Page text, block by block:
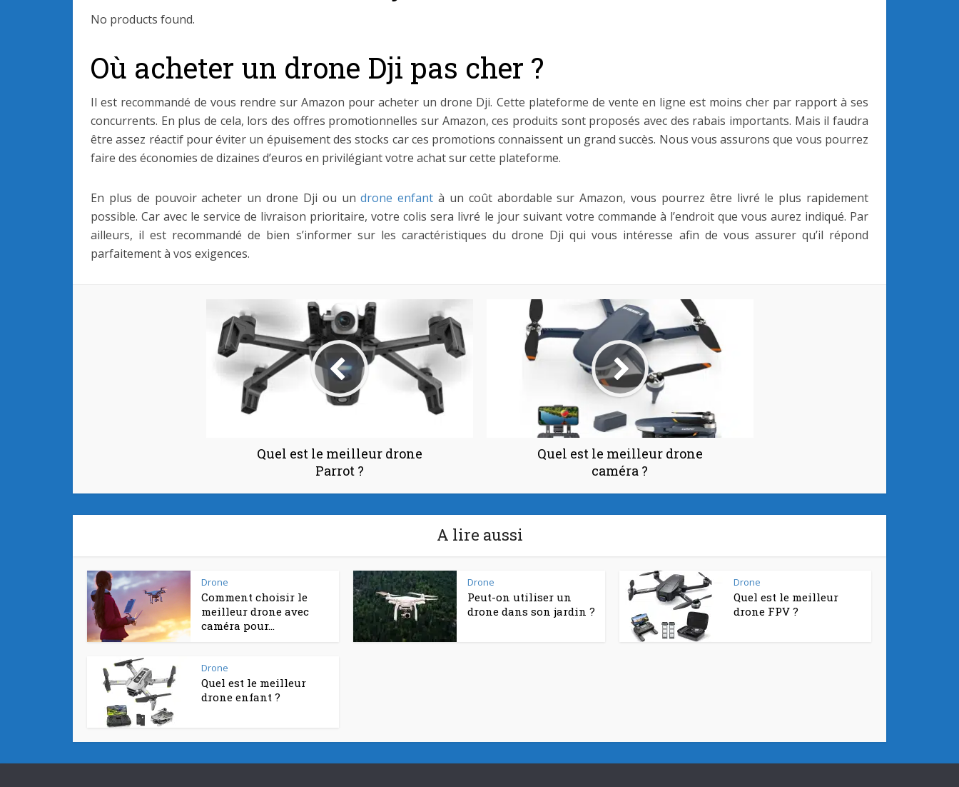
No products found.
Où acheter un drone Dji pas cher ?
Il est recommandé de vous rendre sur Amazon pour acheter un drone Dji. Cette plateforme de vente en ligne est moins cher par rapport à ses
concurrents. En plus de cela, lors des offres promotionnelles sur Amazon, ces produits sont proposés avec des rabais importants. Mais il faudra
être assez réactif pour éviter un épuisement des stocks car ces promotions connaissent un grand succès. Nous vous assurons que vous pourrez
faire des économies de dizaines d’euros en privilégiant votre achat sur cette plateforme.
En plus de pouvoir acheter un drone Dji ou undrone enfant à un coût abordable sur Amazon, vous pourrez être livré le plus rapidement
possible. Car avec le service de livraison prioritaire, votre colis sera livré le jour suivant votre commande à l’endroit que vous aurez indiqué. Par
ailleurs, il est recommandé de bien s’informer sur les caractéristiques du drone Dji qui vous intéresse afin de vous assurer qu’il répond
parfaitement à vos exigences.
Quel est le meilleur drone
Parrot ?
Quel est le meilleur drone
caméra ?
A lire aussi
Drone
Comment choisir le
meilleur drone avec
caméra pour...
Drone
Peut-on utiliser un
drone dans son jardin ?
Drone
Quel est le meilleur
drone FPV ?
Drone
Quel est le meilleur
drone enfant ?